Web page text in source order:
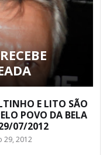
E LITO SÃO
POVO DA BELA
07/2012
29, 2012